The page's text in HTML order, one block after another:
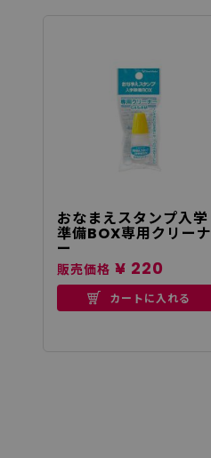
おなまえスタンプ入学
準備BOX専用クリーナ
ー
販売価格 ¥ 220
カートに入れる